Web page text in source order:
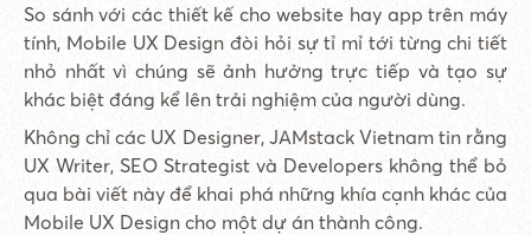
So sánh với các thiết kế cho website hay app trên máy
tính, Mobile UX Design đòi hỏi sự tỉ mỉ tới từng chi tiết
nhỏ nhất vì chúng sẽ ảnh hưởng trực tiếp và tạo sự
khác biệt đáng kể lên trải nghiệm của người dùng.
Không chỉ các UX Designer, JAMstack Vietnam tin rằng
UX Writer, SEO Strategist và Developers không thể bỏ
qua bài viết này để khai phá những khía cạnh khác của
Mobile UX Design cho một dự án thành công.